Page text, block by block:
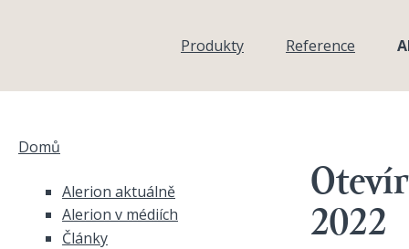
Produkty
Reference
Domů
2022
Alerion aktuálně
Alerion v médiích
Články